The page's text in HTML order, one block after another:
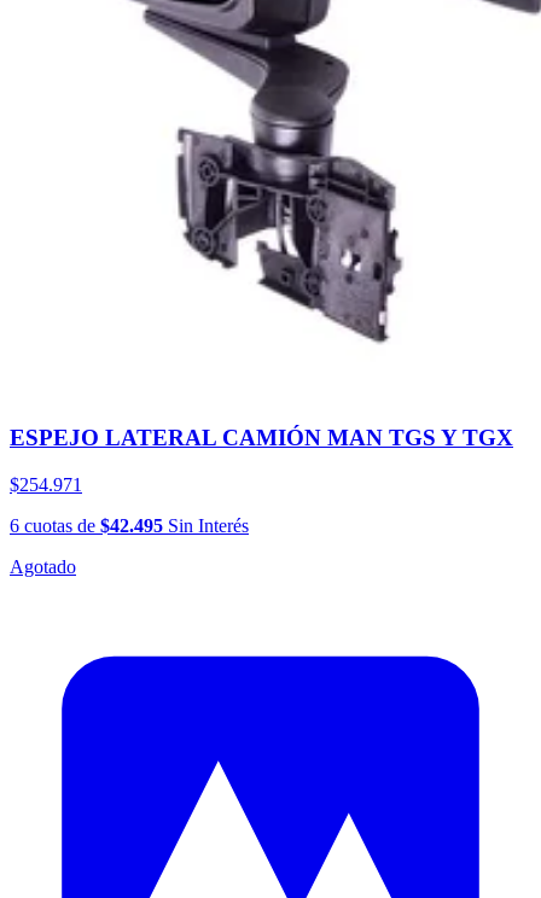
ESPEJO LATERAL CAMIÓN MAN TGS Y TGX
$254.971
6 cuotas de $42.495 Sin Interés
Agotado